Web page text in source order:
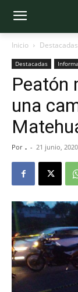
Inicio Destacadas
Destacadas
Peatón
una
Por . - 21 junio, 2020